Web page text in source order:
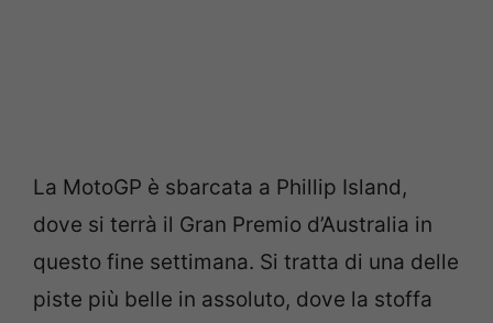
La MotoGP è sbarcata a Phillip Island,
dove si terrà il Gran Premio d’Australia in
questo fine settimana. Si tratta di una delle
piste più belle in assoluto, dove la stoffa